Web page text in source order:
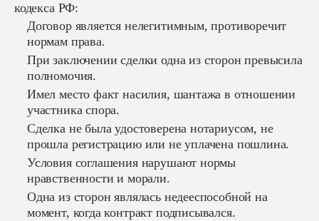
кодекса РФ:
Договор является нелегитимным, противоречит
нормам права.
При заключении сделки одна из сторон превысила
полномочия.
Имел место факт насилия, шантажа в отношении
участника спора.
Сделка не была удостоверена нотариусом, не
прошла регистрацию или не уплачена пошлина.
Условия соглашения нарушают нормы
нравственности и морали.
Одна из сторон являлась недееспособной на
момент, когда контракт подписывался.